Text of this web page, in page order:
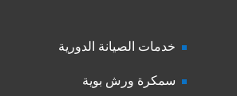
خدمات الصيانة الدورية
سمكرة ورش بوية